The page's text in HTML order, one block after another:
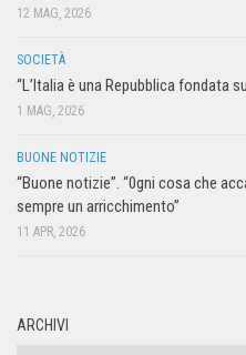
12 MAG, 2026
SOCIETÀ
“L’Italia è una Repubblica fondata
1 MAG, 2026
BUONE NOTIZIE
“Buone notizie”. “0gni cosa che
sempre un arricchimento”
11 APR, 2026
ARCHIVI